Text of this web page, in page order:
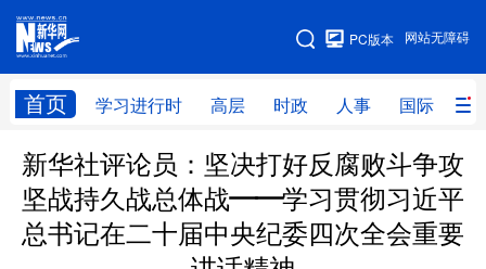
网站无障碍
PC版本
首页 学习进行时 高层 时政 人事 国际 财
网站地图
学习进行时 高层 时政 人事
国际 财经 网评 港澳
思客智库 全球连线
新华社评论员：坚决打好反腐败斗争攻
坚战持久战总体战——学习贯彻习近平
总书记在二十届中央纪委四次全会重要